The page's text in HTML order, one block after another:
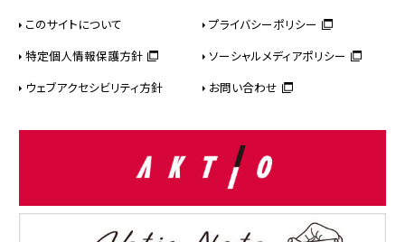
このサイトについて
プライバシーポリシー
特定個人情報保護方針
ソーシャルメディアポリシー
ウェブアクセシビリティ方針
お問い合わせ